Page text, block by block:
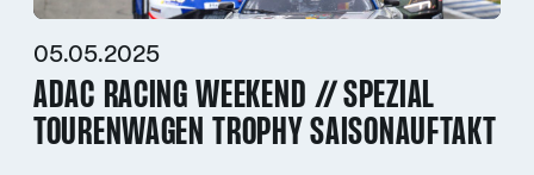
05.05.2025
ADAC RACING WEEKEND // SPEZIAL
TOURENWAGEN TROPHY SAISONAUFTAKT